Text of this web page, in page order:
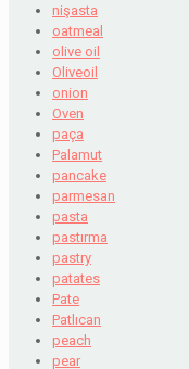
nişasta
oatmeal
olive oil
Oliveoil
onion
Oven
paça
Palamut
pancake
parmesan
pasta
pastırma
pastry
patates
Pate
Patlıcan
peach
pear